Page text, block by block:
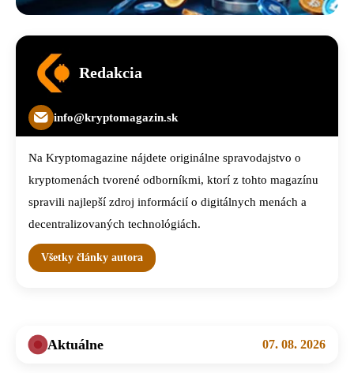
Redakcia
info@kryptomagazin.sk
Na Kryptomagazine nájdete originálne spravodajstvo o
kryptomenách tvorené odborníkmi, ktorí z tohto magazínu
spravili najlepší zdroj informácií o digitálnych menách a
decentralizovaných technológiách.
Všetky články autora
Aktuálne 07. 08. 2026